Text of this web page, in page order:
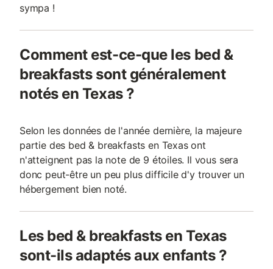
sympa !
Comment est-ce-que les bed &
breakfasts sont généralement
notés en Texas ?
Selon les données de l'année dernière, la majeure
partie des bed & breakfasts en Texas ont
n'atteignent pas la note de 9 étoiles. Il vous sera
donc peut-être un peu plus difficile d'y trouver un
hébergement bien noté.
Les bed & breakfasts en Texas
sont-ils adaptés aux enfants ?